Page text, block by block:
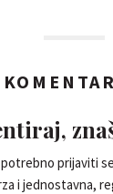
prijaviti
i jednostavna,